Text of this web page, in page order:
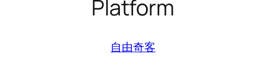
Platform
自由奇客